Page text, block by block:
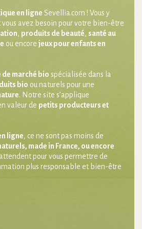
en ligne Sevellia.com ! Vous y
avez besoin pour votre bien-être
, produits de beauté, santé au
ou encore jeux pour enfants en
de marché bio spécialisée dans la
bio ou naturels pour une
. Notre site s’applique
valeur de petits producteurs et
ligne, ce ne sont pas moins de
made in France, ou encore
pour vous permettre de
plus responsable et bien-être